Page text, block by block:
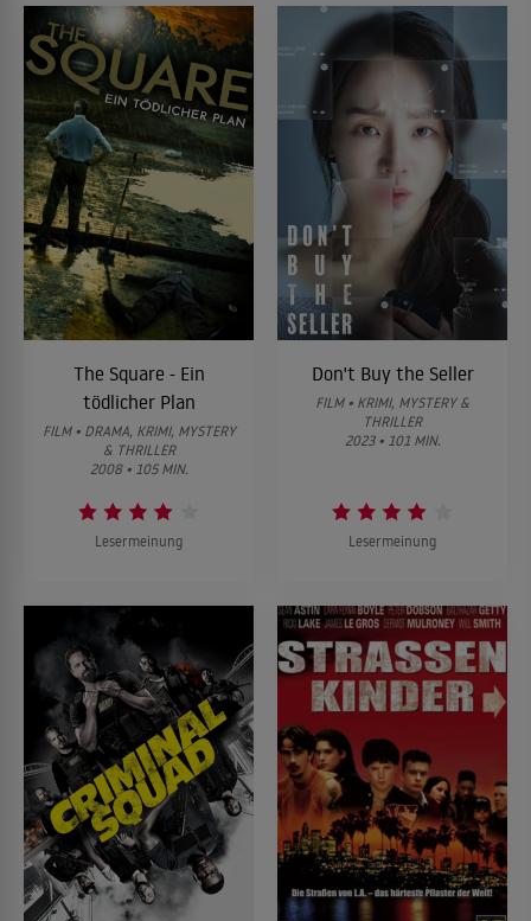
The Square - Ein
tödlicher Plan
FILM • DRAMA, KRIMI, MYSTERY
& THRILLER
2008 • 105 MIN.
Lesermeinung
Don't Buy the Seller
FILM • KRIMI, MYSTERY &
THRILLER
2023 • 101 MIN.
Lesermeinung